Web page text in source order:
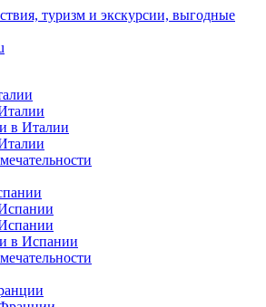
в Италии
в Испании